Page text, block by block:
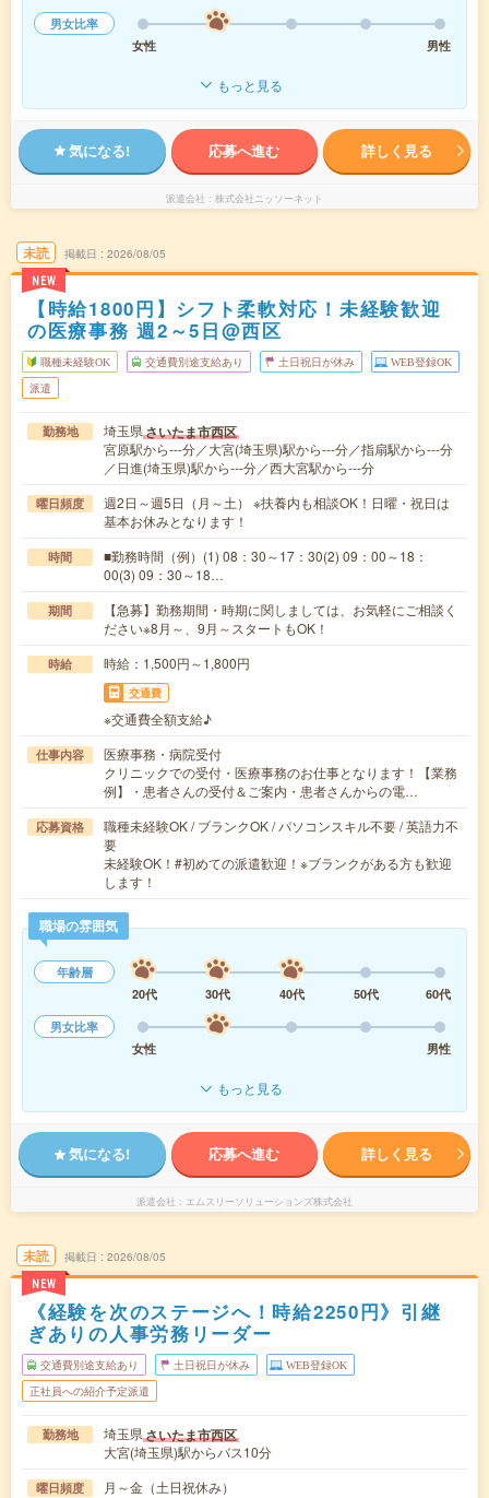
男女比率
女性
男性
もっと見る
気になる! 応募へ進む 詳しく見る
派遣会社 株式会社ニッソーネット
未読
NEW
掲載日 2026/08/05
【時給1800円】シフト柔軟対応！未経験歓迎
の医療事務 週2～5日@西区
職種未経験OK 交通費別途支給あり 土日祝日が休み WEB登録OK
派遣
勤務地 埼玉県さいたま市西区
宮原駅から---分／大宮(埼玉県)駅から---分／指扇駅から---分
／日進(埼玉県)駅から---分／西大宮駅から---分
曜日頻度
週2日～週5日（月～土） ※扶養内も相談OK！日曜・祝日は
基本お休みとなります！
時間
■勤務時間（例）(1) 08：30～17：30(2) 09：00～18：
00(3) 09：30～18…
期間
【急募】勤務期間・時期に関しましては、お気軽にご相談く
ださい※8月～、9月～スタートもOK！
時給 時給：1,500円～1,800円
交通費
※交通費全額支給♪
仕事内容
医療事務・病院受付
クリニックでの受付・医療事務のお仕事となります！【業務
例】・患者さんの受付＆ご案内・患者さんからの電…
応募資格
職種未経験OK / ブランクOK / パソコンスキル不要 / 英語力不
要
未経験OK！#初めての派遣歓迎！※ブランクがある方も歓迎
します！
職場の雰囲気
年齢層
20代
30代 40代 50代
60代
男女比率
女性
男性
もっと見る
気になる! 応募へ進む 詳しく見る
派遣会社 エムスリーソリューションズ株式会社
未読
NEW
掲載日 2026/08/05
《経験を次のステージへ！時給2250円》引継
ぎありの人事労務リーダー
交通費別途支給あり 土日祝日が休み WEB登録OK
正社員への紹介予定派遣
勤務地 埼玉県さいたま市西区
大宮(埼玉県)駅からバス10分
曜日頻度 月～金（土日祝休み）